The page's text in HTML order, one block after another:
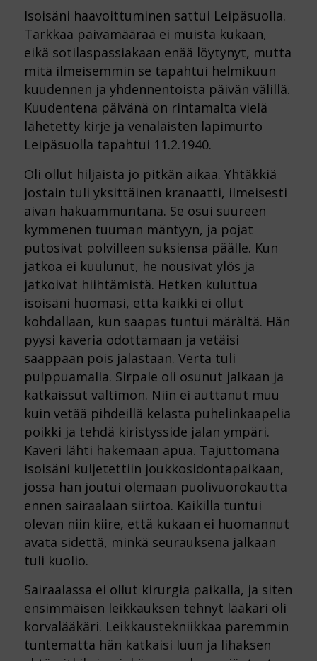
Isoisäni haavoittuminen sattui Leipäsuolla.
Tarkkaa päivämäärää ei muista kukaan,
eikä sotilaspassiakaan enää löytynyt, mutta
mitä ilmeisemmin se tapahtui helmikuun
kuudennen ja yhdennentoista päivän välillä.
Kuudentena päivänä on rintamalta vielä
lähetetty kirje ja venäläisten läpimurto
Leipäsuolla tapahtui 11.2.1940.
Oli ollut hiljaista jo pitkän aikaa. Yhtäkkiä
jostain tuli yksittäinen kranaatti, ilmeisesti
aivan hakuammuntana. Se osui suureen
kymmenen tuuman mäntyyn, ja pojat
putosivat polvilleen suksiensa päälle. Kun
jatkoa ei kuulunut, he nousivat ylös ja
jatkoivat hiihtämistä. Hetken kuluttua
isoisäni huomasi, että kaikki ei ollut
kohdallaan, kun saapas tuntui märältä. Hän
pyysi kaveria odottamaan ja vetäisi
saappaan pois jalastaan. Verta tuli
pulppuamalla. Sirpale oli osunut jalkaan ja
katkaissut valtimon. Niin ei auttanut muu
kuin vetää pihdeillä kelasta puhelinkaapelia
poikki ja tehdä kiristysside jalan ympäri.
Kaveri lähti hakemaan apua. Tajuttomana
isoisäni kuljetettiin joukkosidontapaikaan,
jossa hän joutui olemaan puolivuorokautta
ennen sairaalaan siirtoa. Kaikilla tuntui
olevan niin kiire, että kukaan ei huomannut
avata sidettä, minkä seurauksena jalkaan
tuli kuolio.
Sairaalassa ei ollut kirurgia paikalla, ja siten
ensimmäisen leikkauksen tehnyt lääkäri oli
korvalääkäri. Leikkaustekniikkaa paremmin
tuntematta hän katkaisi luun ja lihaksen